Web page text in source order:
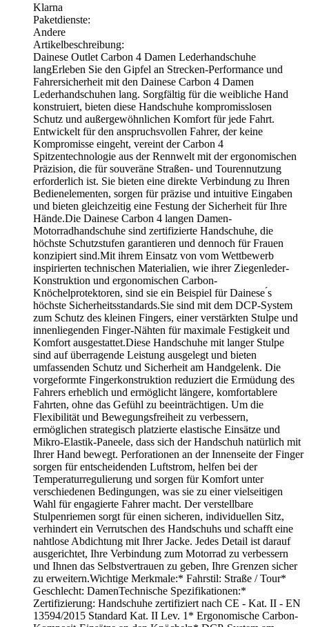
Klarna
Paketdienste:
Andere
Artikelbeschreibung:
Dainese Outlet Carbon 4 Damen Lederhandschuhe
langErleben Sie den Gipfel an Strecken-Performance und
Fahrersicherheit mit den Dainese Carbon 4 Damen
Lederhandschuhen lang. Sorgfältig für die weibliche Hand
konstruiert, bieten diese Handschuhe kompromisslosen
Schutz und außergewöhnlichen Komfort für jede Fahrt.
Entwickelt für den anspruchsvollen Fahrer, der keine
Kompromisse eingeht, vereint der Carbon 4
Spitzentechnologie aus der Rennwelt mit der ergonomischen
Präzision, die für souveräne Straßen- und Tourennutzung
erforderlich ist. Sie bieten eine direkte Verbindung zu Ihren
Bedienelementen, sorgen für präzise und intuitive Eingaben
und bieten gleichzeitig eine Festung der Sicherheit für Ihre
Hände.Die Dainese Carbon 4 langen Damen-
Motorradhandschuhe sind zertifizierte Handschuhe, die
höchste Schutzstufen garantieren und dennoch für Frauen
konzipiert sind.Mit ihrem Einsatz von vom Wettbewerb
inspirierten technischen Materialien, wie ihrer Ziegenleder-
Konstruktion und ergonomischen Carbon-
Knöchelprotektoren, sind sie ein Beispiel für Dainese ́s
höchste Sicherheitsstandards.Sie sind mit dem DCP-System
zum Schutz des kleinen Fingers, einer verstärkten Stulpe und
innenliegenden Finger-Nähten für maximale Festigkeit und
Komfort ausgestattet.Diese Handschuhe mit langer Stulpe
sind auf überragende Leistung ausgelegt und bieten
umfassenden Schutz und Sicherheit am Handgelenk. Die
vorgeformte Fingerkonstruktion reduziert die Ermüdung des
Fahrers erheblich und ermöglicht längere, komfortablere
Fahrten, ohne das Gefühl zu beeinträchtigen. Um die
Flexibilität und Bewegungsfreiheit zu verbessern,
ermöglichen strategisch platzierte elastische Einsätze und
Mikro-Elastik-Paneele, dass sich der Handschuh natürlich mit
Ihrer Hand bewegt. Perforationen an der Innenseite der Finger
sorgen für entscheidenden Luftstrom, helfen bei der
Temperaturregulierung und sorgen für Komfort unter
verschiedenen Bedingungen, was sie zu einer vielseitigen
Wahl für engagierte Fahrer macht. Der verstellbare
Stulpenriemen sorgt für einen sicheren, individuellen Sitz,
verhindert ein Verrutschen des Handschuhs und schafft eine
nahtlose Abdichtung mit Ihrer Jacke. Jedes Detail ist darauf
ausgerichtet, Ihre Verbindung zum Motorrad zu verbessern
und Ihnen das Selbstvertrauen zu geben, Ihre Grenzen sicher
zu erweitern.Wichtige Merkmale:* Fahrstil: Straße / Tour*
Geschlecht: DamenTechnische Spezifikationen:*
Zertifizierung: Handschuhe zertifiziert nach CE - Kat. II - EN
13594/2015 Standard Kat. II Lev. 1* Ergonomische Carbon-